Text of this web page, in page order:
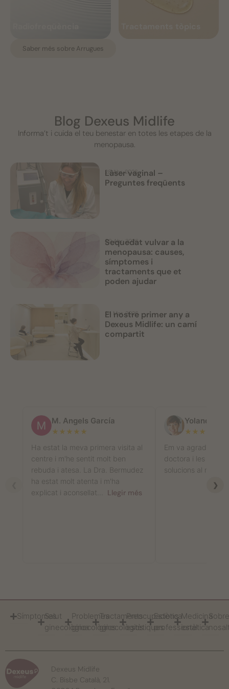
cos, com ara la pèrdua
professionals: les claus
i els seus beneficis
Saber més sobre Arrugues
Blog Dexeus Midlife
Informa’t i cuida el teu benestar en totes les etapes de la
menopausa.
28 Abr, 2026
Làser vaginal –
Preguntes freqüents
09 Abr, 2026
Sequedat vulvar a la
menopausa: causes,
símptomes i
tractaments que et
poden ajudar
24 Mar, 2026
El nostre primer any a
Dexeus Midlife: un camí
compartit
M. Angels García
★ ★ ★ ★ ★
Ha estat la meva primera visita al
centre i m'he sentit molt ben
rebuda i atesa. La Dra. Bermudez
ha estat molt atenta i m'ha
explicat i aconsellat...
Llegir més
Yolanda
★ ★ ★
Em va agradat
doctora i les
solucions al meu
❯
Símptomes
Salut
ginecològica
Problemes
ginecològics
Tractaments
ginecològics
Preocupacions
estètiques
Estètica
professional
Medicina
estètica
Sobre
Dexeus Midlife
C. Bisbe Català, 21.